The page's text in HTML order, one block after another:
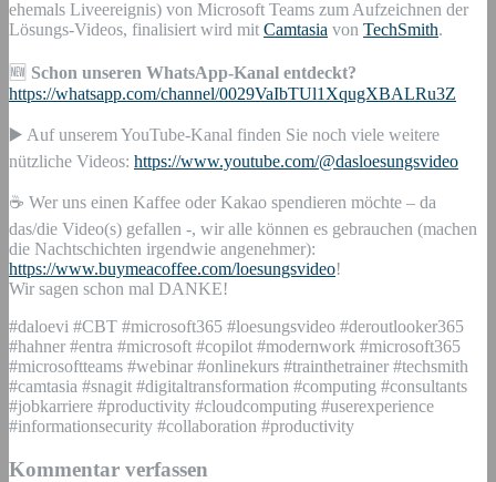
ehemals Liveereignis) von Microsoft Teams zum Aufzeichnen der
Lösungs-Videos, finalisiert wird mit Camtasia von TechSmith.
🆕 Schon unseren WhatsApp-Kanal entdeckt?
https://whatsapp.com/channel/0029VaIbTUl1XqugXBALRu3Z
▶️ Auf unserem YouTube-Kanal finden Sie noch viele weitere
nützliche Videos: https://www.youtube.com/@dasloesungsvideo
☕ Wer uns einen Kaffee oder Kakao spendieren möchte – da
das/die Video(s) gefallen -, wir alle können es gebrauchen (machen
die Nachtschichten irgendwie angenehmer):
https://www.buymeacoffee.com/loesungsvideo!
Wir sagen schon mal DANKE!
#daloevi #CBT #microsoft365 #loesungsvideo #deroutlooker365
#hahner #entra #microsoft #copilot #modernwork #microsoft365
#microsoftteams #webinar #onlinekurs #trainthetrainer #techsmith
#camtasia #snagit #digitaltransformation #computing #consultants
#jobkarriere #productivity #cloudcomputing #userexperience
#informationsecurity #collaboration #productivity
Kommentar verfassen